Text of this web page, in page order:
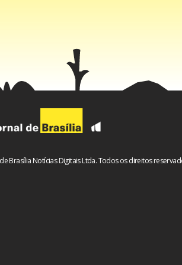
Brasília Notícias Digitais Ltda. Todos os direitos